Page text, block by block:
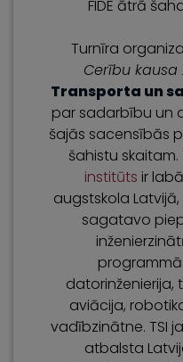
FIDE ātrā
Turnīra
Cerību kausa
Transporta un
par sadarbību un
šajās sacensībās
šahistu skaitam.
institūts ir
augstskola
sagatavo
datorinženierija,
aviācija,
vadībzinātne. TSI
atbalsta